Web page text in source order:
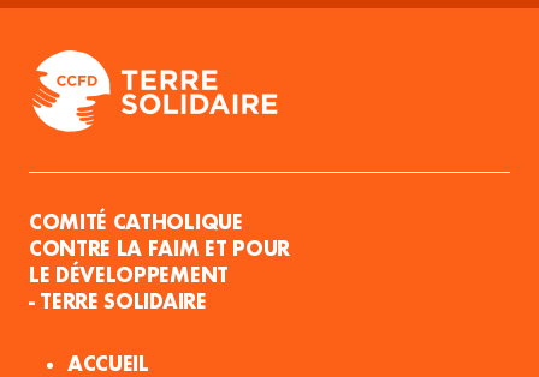
COMITÉ CATHOLIQUE
CONTRE LA FAIM ET POUR
LE DÉVELOPPEMENT
- TERRE SOLIDAIRE
ACCUEIL